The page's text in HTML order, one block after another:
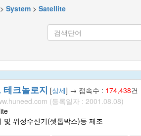
> System > Satellite
테크놀로지 [상세] → 접속수 : 174,438건
(등록일자 : 2001.08.08)
및 위성수신기(셋톱박스)등 제조